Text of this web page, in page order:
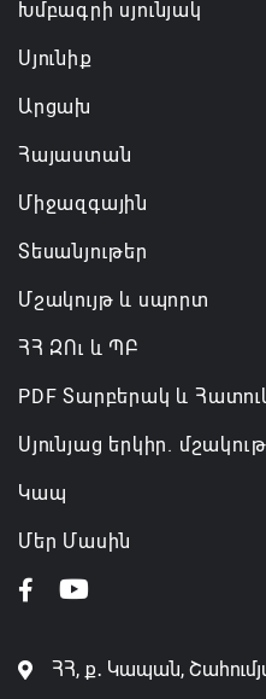
Անդրանիկ Սիմոնյանը
ազատվել է պաշտոնից
06.08.2026 14:16
նախարարությունների
06.08.2026 12:45
Խմբագրի սյունյակ
Սյունիք
Արցախ
Հայաստան
Միջազգային
Տեսանյութեր
Մշակույթ և սպորտ
ՀՀ ԶՈւ և ՊԲ
PDF Տարբերակ և
Սյունյաց երկիր.
Կապ
Մեր Մասին
ՀՀ, ք․ Կապան,